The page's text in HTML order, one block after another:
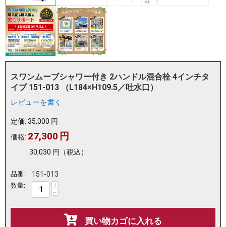
スワンムーブシャワー付き 2ハンドル混合栓 4インチタ
イプ 151-013 （L184×H109.5／吐水口）
レビューを書く
定価: 35,000円
価格: 27,300 円
30,030 円 （税込）
品番: 151-013
数量: +
−
買い物カゴに入れる